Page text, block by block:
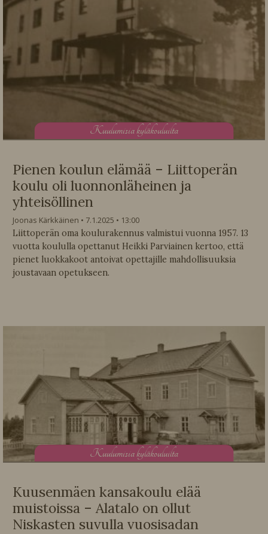
Kuulumisia kyläkouluilta
Pienen koulun elämää – Liittoperän
koulu oli luonnonläheinen ja
yhteisöllinen
Joonas Kärkkäinen 7.1.2025
13:00
Liittoperän oma koulurakennus valmistui vuonna 1957. 13
vuotta koululla opettanut Heikki Parviainen kertoo, että
pienet luokkakoot antoivat opettajille mahdollisuuksia
joustavaan opetukseen.
Kuulumisia kyläkouluilta
Kuusenmäen kansakoulu elää
muistoissa – Alatalo on ollut
Niskasten suvulla vuosisadan